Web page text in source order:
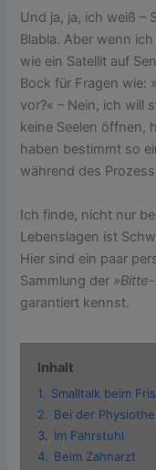
Und ja, ja, ich weiß –
Blabla. Aber wenn
wie ein Satellit auf
Bock für Fragen wie:
vor?« – Nein, ich will
keine Seelen öffnen,
haben bestimmt so
während des
Ich finde, nicht nur
Lebenslagen ist
Hier sind ein paar
Sammlung der
garantiert kennst.
Inhalt
1. Smalltalk beim
2. Bei der
3. Im Fahrstuhl
4. Beim Zahnarzt